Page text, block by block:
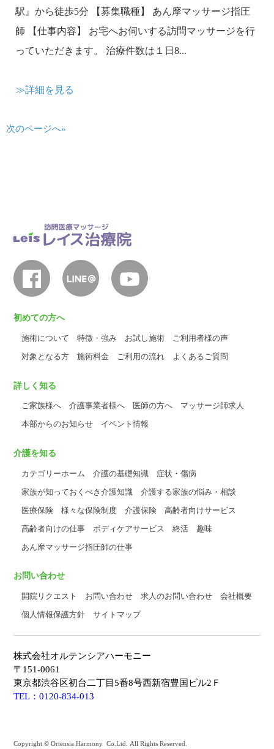
駅』から徒歩5分 【募集職種】 あん摩マッサージ指圧
師 【仕事内容】 お宅へお伺いする訪問マッサージを行
っていただきます。 治療件数は１日8...
≫詳細を見る
次のページへ»
初めての方へ
施術について 特徴・強み お試し施術
ご利用者様の声
対象となる方
施術料金 ご利用の流れ よくあるご質問
詳しく知る
ご家族様へ 介護事業者様へ 医師の方へ
マッサージ師求人
本部からのお知らせ
イベント情報
介護を知る
カテゴリーホーム 介護の基礎知識
症状・傷病
家族が知っておくべき介護知識
介護する家族の悩み・相談
医療保険
様々な保険制度 介護保険
高齢者向けサービス
高齢者向けの仕事
ボディケアサービス 終活
趣味
あん摩マッサージ指圧師の仕事
お問い合わせ
開院リクエスト お問い合わせ 求人のお問い合わせ
会社概要
個人情報保護方針
サイトマップ
株式会社オルテンシアハーモニー
〒151-0061
東京都渋谷区初台二丁目5番8号西新宿豊国ビル2Ｆ
TEL：0120-834-013
Copyright © Ortensia Harmony Co.Ltd. All Rights Reserved.